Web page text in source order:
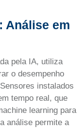
Análise em
pela IA, utiliza
o desempenho
instalados
tempo real, que
learning para
análise permite a